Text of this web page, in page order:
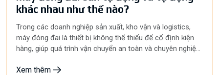
khác nhau như thế nào?
Trong các doanh nghiệp sản xuất, kho vận và logistics,
máy đóng đai là thiết bị không thể thiếu để cố định kiện
hàng, giúp quá trình vận chuyển an toàn và chuyên nghiệp
thường băn khoăn nên chọn máy đóng đai bán tự động
Xem thêm